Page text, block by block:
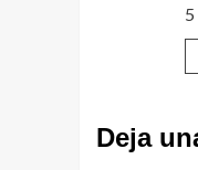
5
Deja